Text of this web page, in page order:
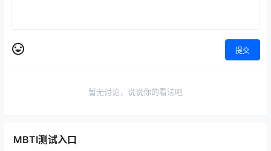
提交
暂无讨论，说说你的看法吧
MBTI测试入口